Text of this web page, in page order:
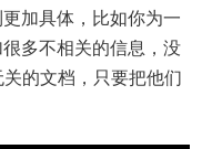
加具体，比如你为一
多不相关的信息，没
的文档，只要把他们